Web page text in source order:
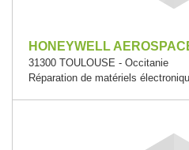
HONEYWELL
31300 TOULOUSE - Occitanie
Réparation de matériels